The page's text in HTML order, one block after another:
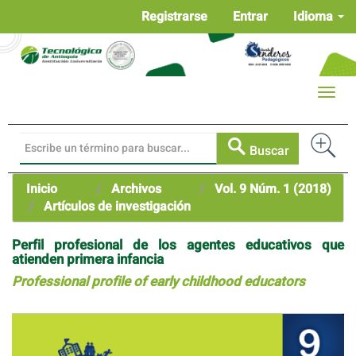
Contenido
principal
Idioma
Registrarse Entrar
Buscar
Toggle
Inicio Archivos
Vol. 9 Núm. 1 (2018)
Artículos de investigación
Perfil profesional de los agentes educativos que
atienden primera infancia
Professional profile of early childhood educators
Barra